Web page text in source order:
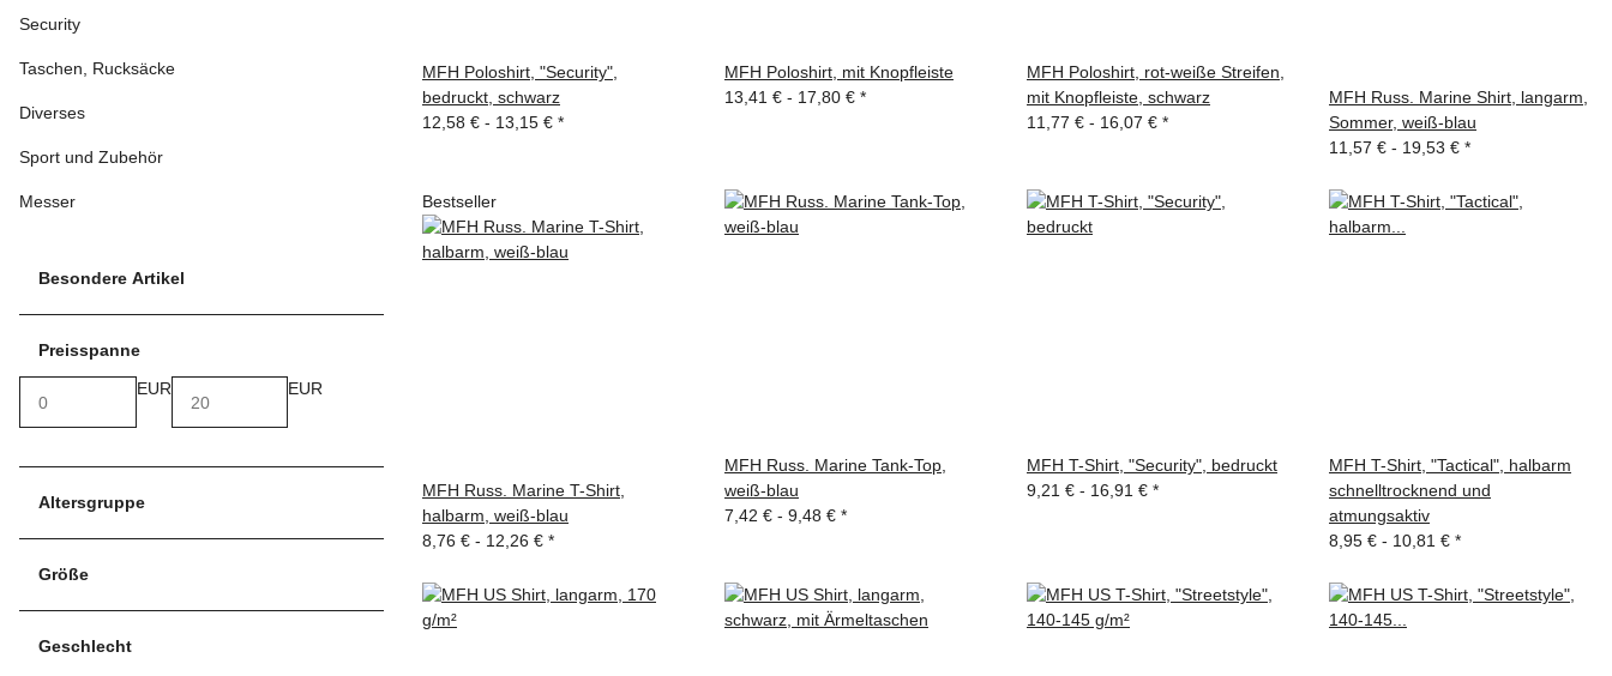
MFH Poloshirt, "Security",
bedruckt, schwarz
12,58 € - 13,15 € *
MFH Poloshirt, mit Knopfleiste
13,41 € - 17,80 € *
MFH Poloshirt, rot-weiße Streifen,
mit Knopfleiste, schwarz
11,77 € - 16,07 € *
MFH Russ. Marine Shirt, langarm,
Sommer, weiß-blau
11,57 € - 19,53 € *
Bestseller
MFH Russ. Marine T-Shirt,
halbarm, weiß-blau
8,76 € - 12,26 € *
MFH Russ. Marine Tank-Top,
weiß-blau
7,42 € - 9,48 € *
MFH T-Shirt, "Security", bedruckt
9,21 € - 16,91 € *
MFH T-Shirt, "Tactical", halbarm
schnelltrocknend und
atmungsaktiv
8,95 € - 10,81 € *
Security
Taschen, Rucksäcke
Diverses
Sport und Zubehör
Messer
Besondere Artikel
Preisspanne
EUR
EUR
Altersgruppe
Größe
Geschlecht